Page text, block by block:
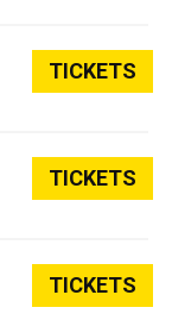
TICKETS
TICKETS
TICKETS